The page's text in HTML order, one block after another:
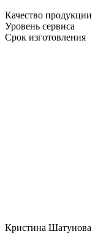
Качество продукции
Уровень сервиса
Срок изготовления
Кристина Шатунова